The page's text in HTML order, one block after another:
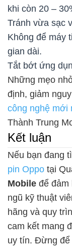
khi còn 20 –
Tránh vừa sạc
Không để máy
gian dài.
Tắt bớt ứng
Những mẹo
định, giảm
công nghệ mới
Thành Trung
Kết luận
Nếu bạn đang
pin Oppo tại
Mobile để đảm
ngũ kỹ thuật
hãng và quy
cam kết mang
uy tín. Đừng để